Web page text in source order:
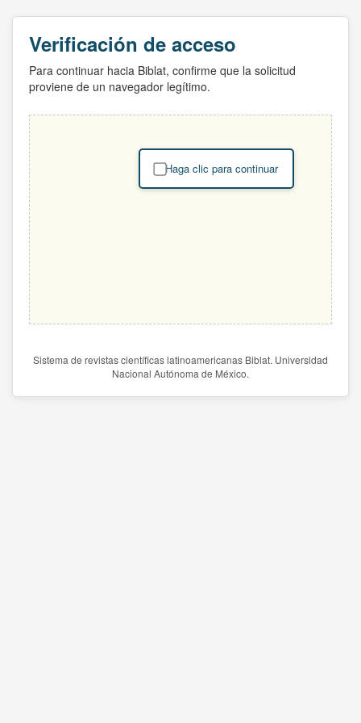
Verificación de acceso
Para continuar hacia Biblat, confirme que la solicitud
proviene de un navegador legítimo.
Haga clic para continuar
Sistema de revistas científicas latinoamericanas Biblat. Universidad
Nacional Autónoma de México.